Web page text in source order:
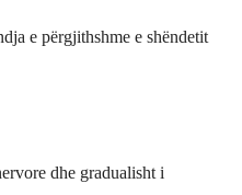
e përgjithshme e shëndetit
dhe gradualisht i